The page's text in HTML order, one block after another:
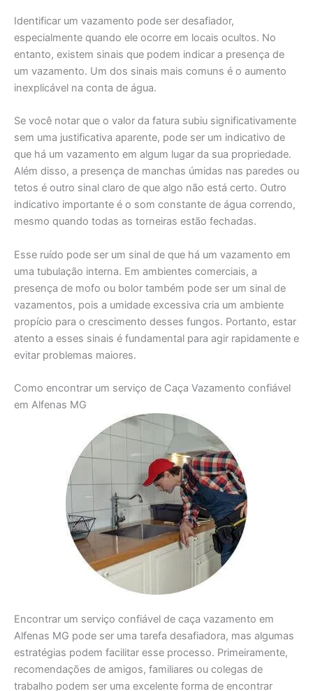
Identificar um vazamento pode ser desafiador,
especialmente quando ele ocorre em locais ocultos. No
entanto, existem sinais que podem indicar a presença de
um vazamento. Um dos sinais mais comuns é o aumento
inexplicável na conta de água.
Se você notar que o valor da fatura subiu significativamente
sem uma justificativa aparente, pode ser um indicativo de
que há um vazamento em algum lugar da sua propriedade.
Além disso, a presença de manchas úmidas nas paredes ou
tetos é outro sinal claro de que algo não está certo. Outro
indicativo importante é o som constante de água correndo,
mesmo quando todas as torneiras estão fechadas.
Esse ruído pode ser um sinal de que há um vazamento em
uma tubulação interna. Em ambientes comerciais, a
presença de mofo ou bolor também pode ser um sinal de
vazamentos, pois a umidade excessiva cria um ambiente
propício para o crescimento desses fungos. Portanto, estar
atento a esses sinais é fundamental para agir rapidamente e
evitar problemas maiores.
Como encontrar um serviço de Caça Vazamento confiável
em Alfenas MG
Encontrar um serviço confiável de caça vazamento em
Alfenas MG pode ser uma tarefa desafiadora, mas algumas
estratégias podem facilitar esse processo. Primeiramente,
recomendações de amigos, familiares ou colegas de
trabalho podem ser uma excelente forma de encontrar